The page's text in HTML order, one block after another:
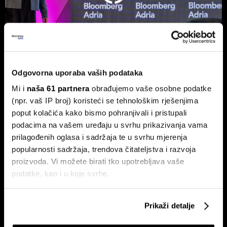
Odgovorna uporaba vaših podataka
Mi i naša 61 partneraobrađujemo vaše osobne podatke
(npr. vaš IP broj) koristeći se tehnološkim rješenjima
poput kolačića kako bismo pohranjivali i pristupali
podacima na vašem uređaju u svrhu prikazivanja vama
prilagođenih oglasa i sadržaja te u svrhu mjerenja
popularnosti sadržaja, trendova čitateljstva i razvoja
proizvoda. Vi možete birati tko upotrebljava vaše
podatke, kao i u koje svrhe.
Prikupljati podatke o vašoj geografskoj lokaciji,
koji mogu biti precizni do radijusa od nekoliko metara
Prikaži detalje
Burze usporile, ali Adris i Telekom
Slovenije ne izlaze iz fokusa
Na Zagrebačkoj burzi smirivanje prometa u odnosu na
protekli mjesec.